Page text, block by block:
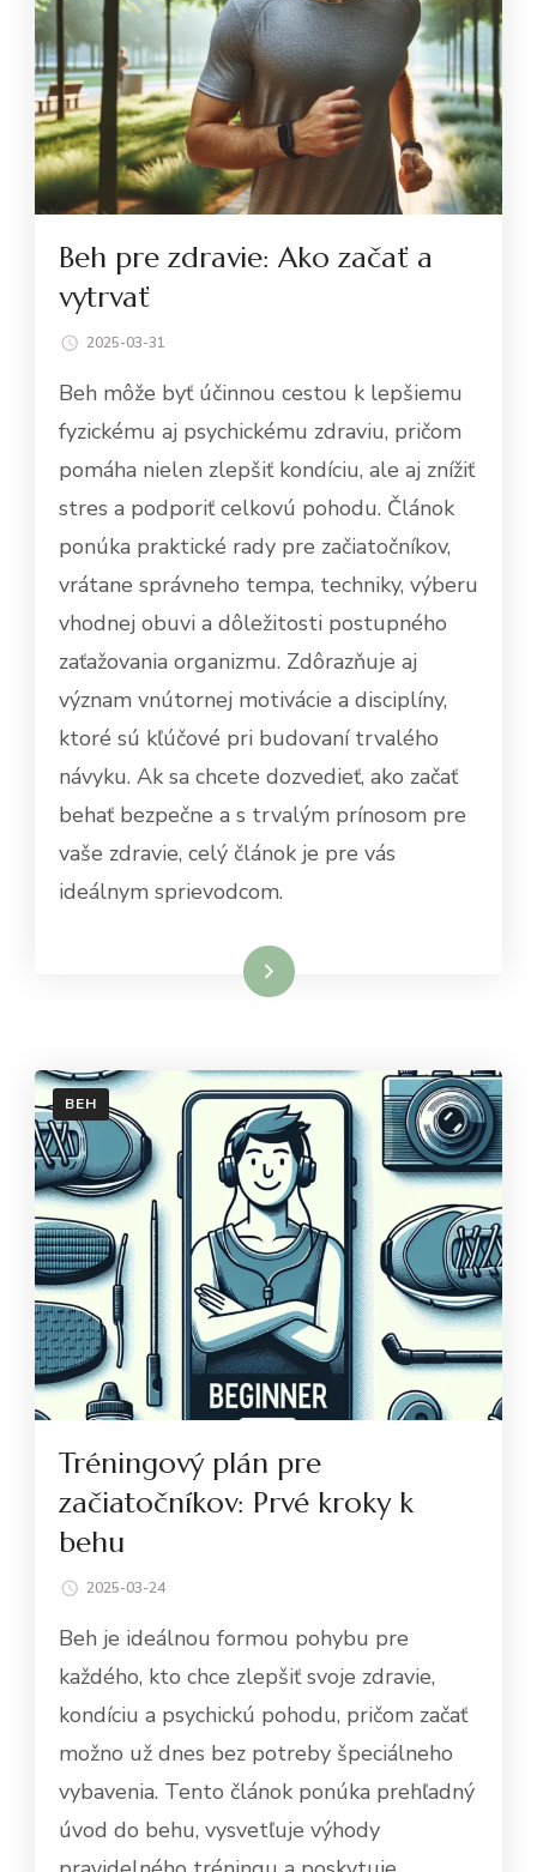
Beh pre zdravie: Ako začať a
vytrvať
2025-03-31
Beh môže byť účinnou cestou k lepšiemu
fyzickému aj psychickému zdraviu, pričom
pomáha nielen zlepšiť kondíciu, ale aj znížiť
stres a podporiť celkovú pohodu. Článok
ponúka praktické rady pre začiatočníkov,
vrátane správneho tempa, techniky, výberu
vhodnej obuvi a dôležitosti postupného
zaťažovania organizmu. Zdôrazňuje aj
význam vnútornej motivácie a disciplíny,
ktoré sú kľúčové pri budovaní trvalého
návyku. Ak sa chcete dozvedieť, ako začať
behať bezpečne a s trvalým prínosom pre
vaše zdravie, celý článok je pre vás
ideálnym sprievodcom.
Dowiedz się więcej
BEH
Tréningový plán pre
začiatočníkov: Prvé kroky k
behu
2025-03-24
Beh je ideálnou formou pohybu pre
každého, kto chce zlepšiť svoje zdravie,
kondíciu a psychickú pohodu, pričom začať
možno už dnes bez potreby špeciálneho
vybavenia. Tento článok ponúka prehľadný
úvod do behu, vysvetľuje výhody